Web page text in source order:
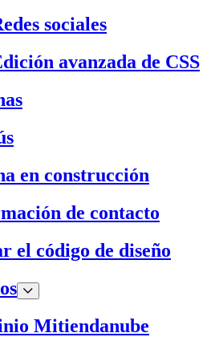
sociales
avanzada de CSS
en construcción
de contacto
el código de diseño
Mitiendanube